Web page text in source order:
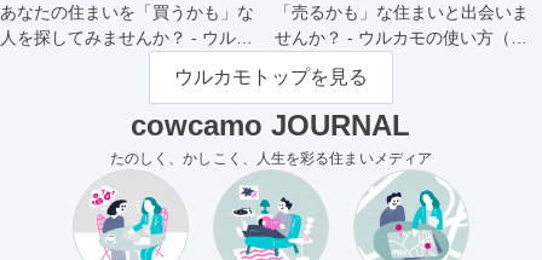
あなたの住まいを「買うかも」な
人を探してみませんか？ - ウルカ
「売るかも」な住まいと出会いま
せんか？ - ウルカモの使い方（買
主さま向け）
ウルカモトップを見る
cowcamo JOURNAL
たのしく、かしこく、人生を彩る住まいメディア